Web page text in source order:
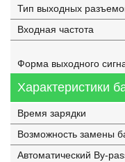
Тип выходных
Входная частота
Форма выходного
Характеристики
Время зарядки
Возможность замены
Автоматический By-